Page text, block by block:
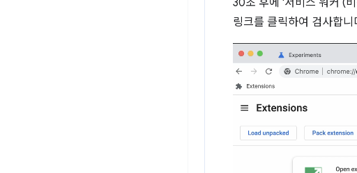
30초 후에 '서비스 워커 (
링크를 클릭하여 검사합